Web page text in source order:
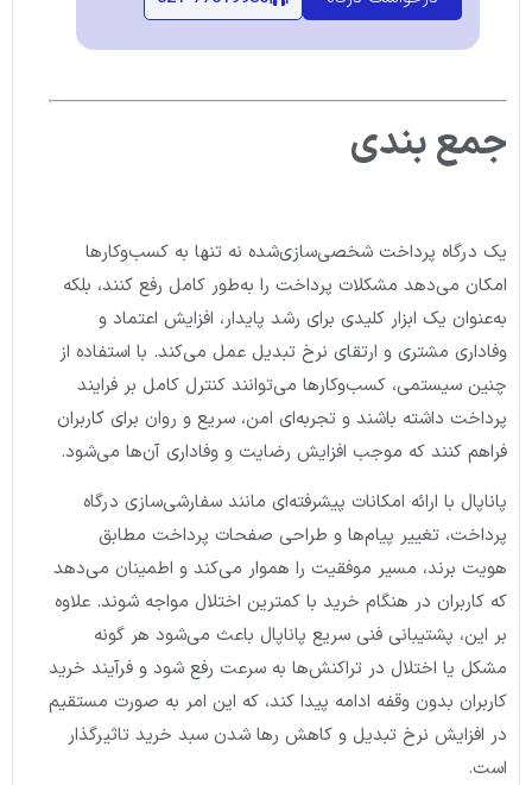
جمع بندی
یک درگاه پرداخت شخصی‌سازی‌شده نه تنها به کسب‌وکارها
امکان می‌دهد مشکلات پرداخت را به‌طور کامل رفع کنند، بلکه
به‌عنوان یک ابزار کلیدی برای رشد پایدار، افزایش اعتماد و
وفاداری مشتری و ارتقای نرخ تبدیل عمل می‌کند. با استفاده از
چنین سیستمی، کسب‌وکارها می‌توانند کنترل کامل بر فرایند
پرداخت داشته باشند و تجربه‌ای امن، سریع و روان برای کاربران
فراهم کنند که موجب افزایش رضایت و وفاداری آن‌ها می‌شود.
پاناپال با ارائه امکانات پیشرفته‌ای مانند سفارشی‌سازی درگاه
پرداخت، تغییر پیام‌ها و طراحی صفحات پرداخت مطابق
هویت برند، مسیر موفقیت را هموار می‌کند و اطمینان می‌دهد
که کاربران در هنگام خرید با کمترین اختلال مواجه شوند. علاوه
بر این، پشتیبانی فنی سریع پاناپال باعث می‌شود هر گونه
مشکل یا اختلال در تراکنش‌ها به سرعت رفع شود و فرآیند خرید
کاربران بدون وقفه ادامه پیدا کند، که این امر به صورت مستقیم
در افزایش نرخ تبدیل و کاهش رها شدن سبد خرید تاثیرگذار
است.